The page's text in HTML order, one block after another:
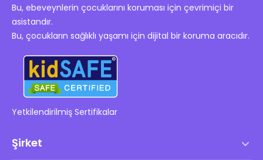
Bu, ebeveynlerin çocuklarını koruması için çevrimiçi bir
asistandır.
Bu, çocukların sağlıklı yaşamı için dijital bir koruma aracıdır.
Yetkilendirilmiş Sertifikalar
Şirket